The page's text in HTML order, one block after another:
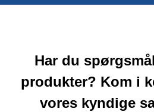
Har du
produkter? Kom i
vores kyndige